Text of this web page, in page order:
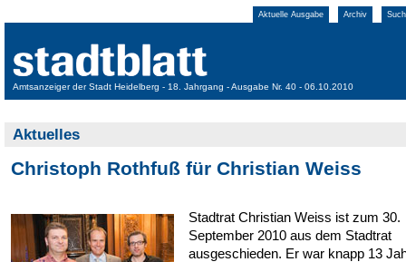
Aktuelle Ausgabe Archiv
Amtsanzeiger der Stadt Heidelberg - 18. Jahrgang - Ausgabe Nr. 40 - 06.10.2010
Aktuelles
Christoph Rothfuß für Christian Weiss
Stadtrat Christian Weiss ist zum 30.
September 2010 aus dem Stadtrat
ausgeschieden. Er war knapp 13